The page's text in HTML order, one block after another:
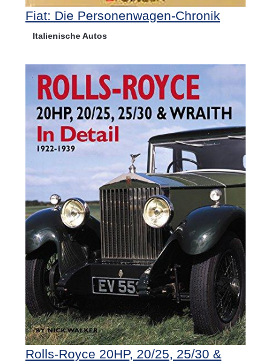
Fiat: Die Personenwagen-Chronik
Italienische Autos
Rolls-Royce 20HP, 20/25, 25/30 &